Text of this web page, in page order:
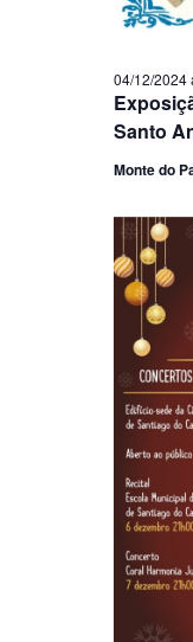
Santo
04/12/2024
Monte do